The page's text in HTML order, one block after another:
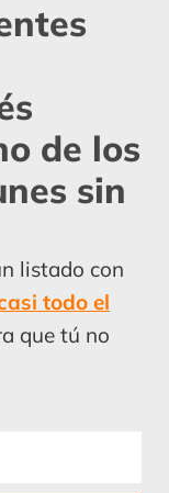
de los
sin
listado con
todo el
que tú no